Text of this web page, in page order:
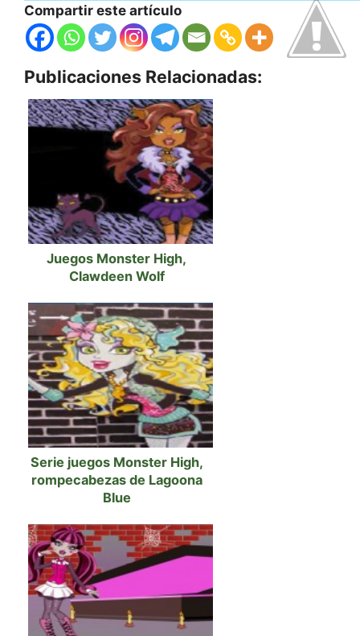
Compartir este artículo
Publicaciones Relacionadas:
Juegos Monster High,
Clawdeen Wolf
Serie juegos Monster High,
rompecabezas de Lagoona
Blue